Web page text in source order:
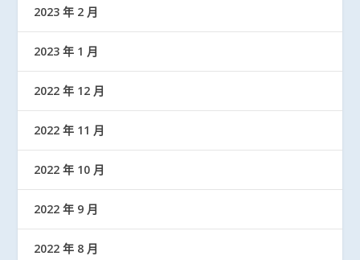
2023 年 2 月
2023 年 1 月
2022 年 12 月
2022 年 11 月
2022 年 10 月
2022 年 9 月
2022 年 8 月